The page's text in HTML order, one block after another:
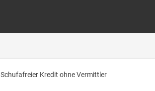
Schufafreier Kredit ohne Vermittler